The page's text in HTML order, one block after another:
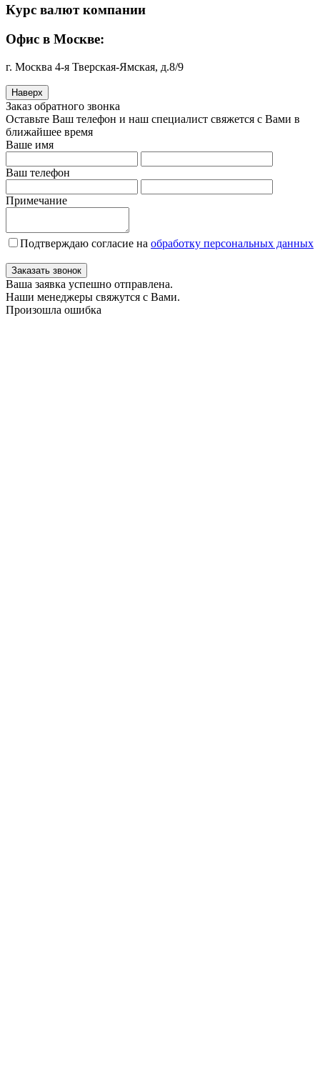
Курс валют компании
Офис в Москве:
г. Москва 4-я Тверская-Ямская, д.8/9
Наверх
Заказ обратного звонка
Оставьте Ваш телефон и наш специалист свяжется с Вами в
ближайшее время
Ваше имя
Ваш телефон
Примечание
Подтверждаю согласие на обработку персональных данных
Заказать звонок
Ваша заявка успешно отправлена.
Наши менеджеры свяжутся с Вами.
Произошла ошибка